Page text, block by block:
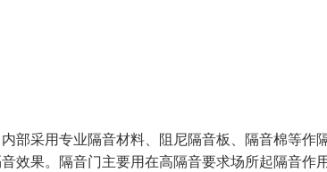
部采用专业隔音材料、阻尼隔音板、隔音棉等作
效果。隔音门主要用在高隔音要求场所起隔音作